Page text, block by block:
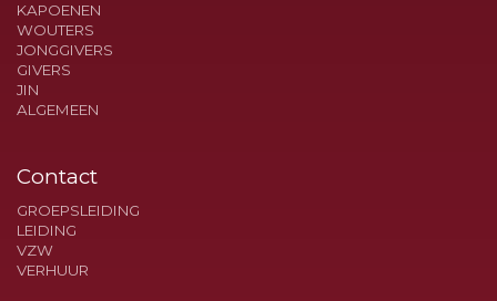
KAPOENEN
WOUTERS
JONGGIVERS
GIVERS
JIN
ALGEMEEN
Contact
GROEPSLEIDING
LEIDING
VZW
VERHUUR